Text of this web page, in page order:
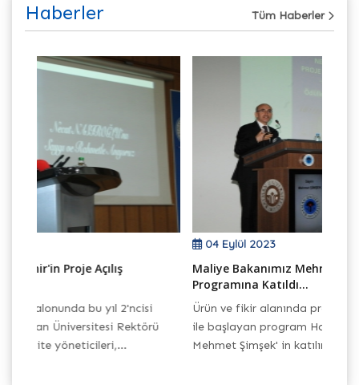
Haberler Tüm Haberler
2'ncisi
Rektörü
Maliye Bakanımız Mehmet ŞİMŞEK Yarışma
Programına Katıldı...
Ürün ve fikir alanında proje sunumlarının
ile başlayan program Hazine ve Maliye
Mehmet Şimşek' in katılımıyla,...